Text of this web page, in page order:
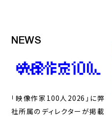
NEWS
「映像作家100人2026」に弊
社所属のディレクターが掲載